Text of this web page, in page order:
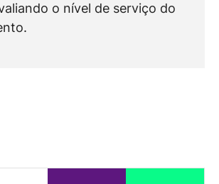
o nível de serviço do